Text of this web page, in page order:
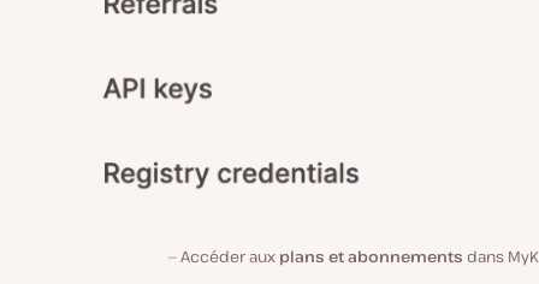
Accéder aux plans et abonnements dans